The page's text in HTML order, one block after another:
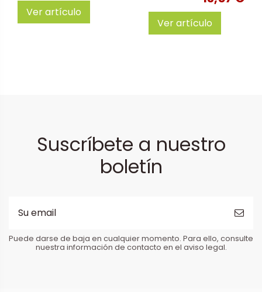
Ver artículo
Ver artículo
Suscríbete a nuestro
boletín
Puede darse de baja en cualquier momento. Para ello, consulte
nuestra información de contacto en el aviso legal.